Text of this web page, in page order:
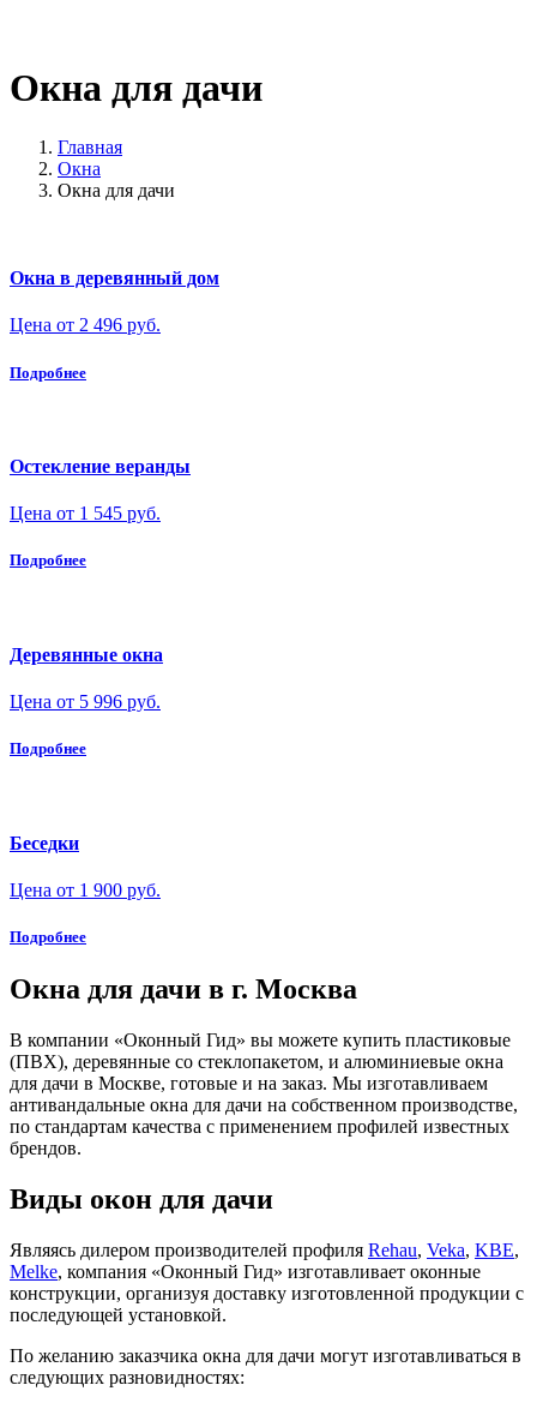
Окна для дачи
Главная
Окна
Окна для дачи
Окна в деревянный дом
Цена от 2 496 руб.
Подробнее
Остекление веранды
Цена от 1 545 руб.
Подробнее
Деревянные окна
Цена от 5 996 руб.
Подробнее
Беседки
Цена от 1 900 руб.
Подробнее
Окна для дачи в г. Москва
В компании «Оконный Гид» вы можете купить пластиковые
(ПВХ), деревянные со стеклопакетом, и алюминиевые окна
для дачи в Москве, готовые и на заказ. Мы изготавливаем
антивандальные окна для дачи на собственном производстве,
по стандартам качества с применением профилей известных
брендов.
Виды окон для дачи
Являясь дилером производителей профиля Rehau, Veka, KBE,
Melke, компания «Оконный Гид» изготавливает оконные
конструкции, организуя доставку изготовленной продукции с
последующей установкой.
По желанию заказчика окна для дачи могут изготавливаться в
следующих разновидностях: